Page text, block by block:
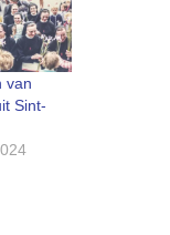
van
Sint-